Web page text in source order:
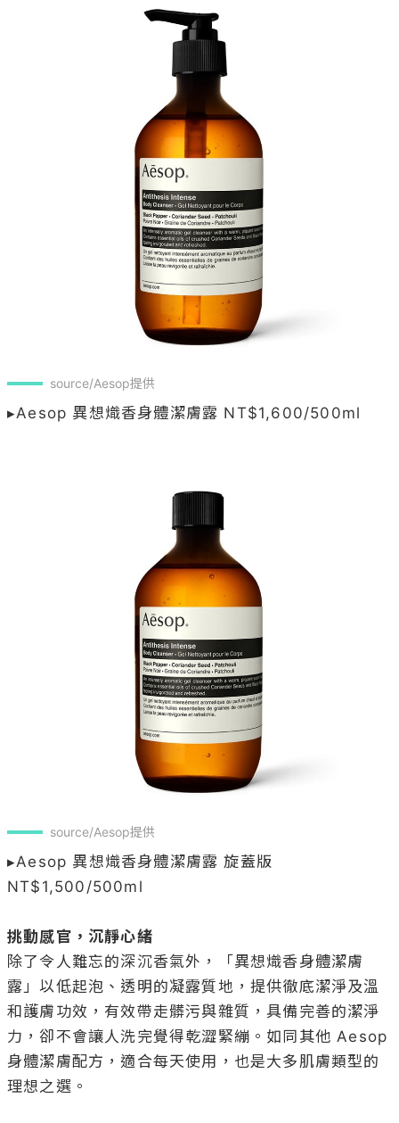
source/Aesop提供
source/Aesop提供
▸Aesop 異想熾香身體潔膚露 旋蓋版
NT$1,500/500ml
挑動感官，沉靜心緒
除了令人難忘的深沉香氣外，「異想熾香身體潔膚
露」以低起泡、透明的凝露質地，提供徹底潔淨及溫
和護膚功效，有效帶走髒污與雜質，具備完善的潔淨
力，卻不會讓人洗完覺得乾澀緊繃。如同其他 Aesop
身體潔膚配方，適合每天使用，也是大多肌膚類型的
理想之選。